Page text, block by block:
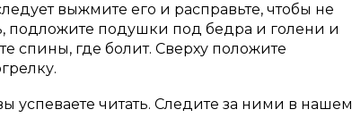
выжмите его и расправьте, чтобы не
подложите подушки под бедра и голени и
спины, где болит. Сверху положите
успеваете читать. Следите за ними в нашем